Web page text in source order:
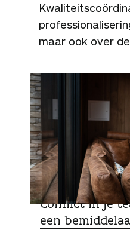
maar ook over
SPECIALIST
Conflict in je
een